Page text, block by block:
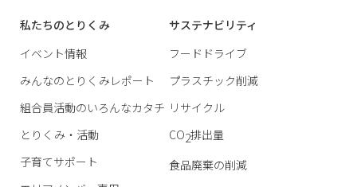
私たちのとりくみ
イベント情報
みんなのとりくみレポート
組合員活動のいろんなカタチ
とりくみ・活動
子育てサポート
サステナビリティ
フードドライブ
プラスチック削減
リサイクル
CO2排出量
食品廃棄の削減